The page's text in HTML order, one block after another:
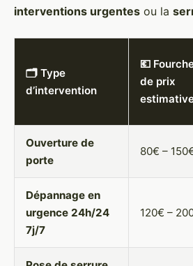
interventions urgentes ou la
🗂️ Type
d’intervention
💶
de prix
Ouverture de
porte
80€ –
Dépannage en
urgence 24h/24
7j/7
120€ –